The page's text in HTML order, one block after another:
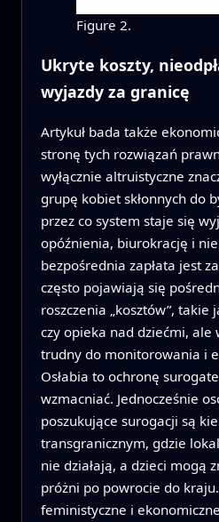
Figure 2.
Ukryte koszty,
wyjazdy za granicę
Artykuł bada także
stronę tych rozwiązań
wyłącznie altruistyczne
grupę kobiet skłonnych do
przez co system staje się
opóźnienia, biurokrację i
bezpośrednia zapłata jest
często pojawiają się
roszczenia „kosztów”, takie
czy opieka nad dziećmi, ale
trudny do monitorowania i
Osłabia to ochronę
wzmacniać. Jednocześnie
poszukujące surogacji są
transgranicznym, gdzie
nie działają, a dzieci mogą
próżni po powrocie do
feministyczne i